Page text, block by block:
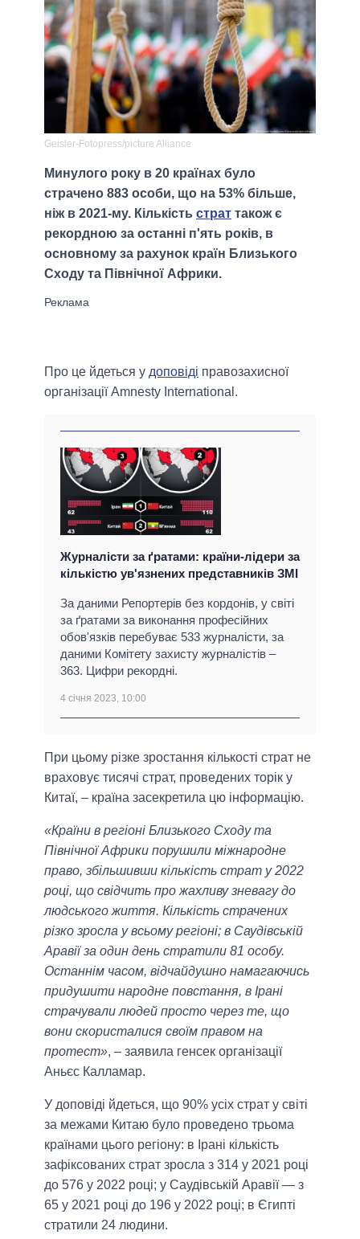
Geisler-Fotopress/picture Alliance
Минулого року в 20 країнах було
страчено 883 особи, що на 53% більше,
ніж в 2021-му. Кількість страт також є
рекордною за останні п'ять років, в
основному за рахунок країн Близького
Сходу та Північної Африки.
Про це йдеться у доповіді правозахисної
організації Amnesty International.
Журналісти за ґратами: країни-лідери за
кількістю ув'язнених представників ЗМІ
За даними Репортерів без кордонів, у світі
за ґратами за виконання професійних
обов'язків перебуває 533 журналісти, за
даними Комітету захисту журналістів –
363. Цифри рекордні.
4 січня 2023, 10:00
При цьому різке зростання кількості страт не
враховує тисячі страт, проведених торік у
Китаї, – країна засекретила цю інформацію.
«Країни в регіоні Близького Сходу та
Північної Африки порушили міжнародне
право, збільшивши кількість страт у 2022
році, що свідчить про жахливу зневагу до
людського життя. Кількість страчених
різко зросла у всьому регіоні; в Саудівській
Аравії за один день стратили 81 особу.
Останнім часом, відчайдушно намагаючись
придушити народне повстання, в Ірані
страчували людей просто через те, що
вони скористалися своїм правом на
протест», – заявила генсек організації
Аньєс Калламар.
У доповіді йдеться, що 90% усіх страт у світі
за межами Китаю було проведено трьома
країнами цього регіону: в Ірані кількість
зафіксованих страт зросла з 314 у 2021 році
до 576 у 2022 році; у Саудівській Аравії — з
65 у 2021 році до 196 у 2022 році; в Єгипті
стратили 24 людини.